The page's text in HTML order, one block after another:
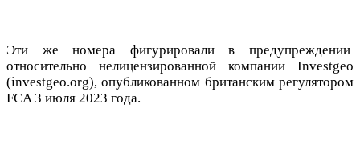
Эти же номера фигурировали в предупреждении
относительно нелицензированной компании Investgeo
(investgeo.org), опубликованном британским регулятором
FCA 3 июля 2023 года.